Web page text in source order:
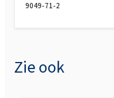
9049-71-2
Zie ook